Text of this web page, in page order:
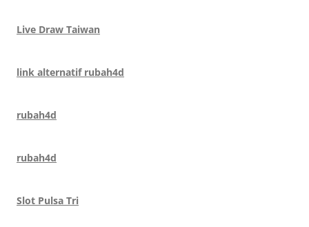
Live Draw Taiwan
link alternatif rubah4d
rubah4d
rubah4d
Slot Pulsa Tri